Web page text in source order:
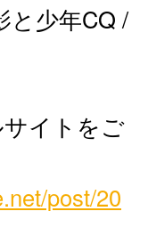
と少年CQ /
イトをご
post/20